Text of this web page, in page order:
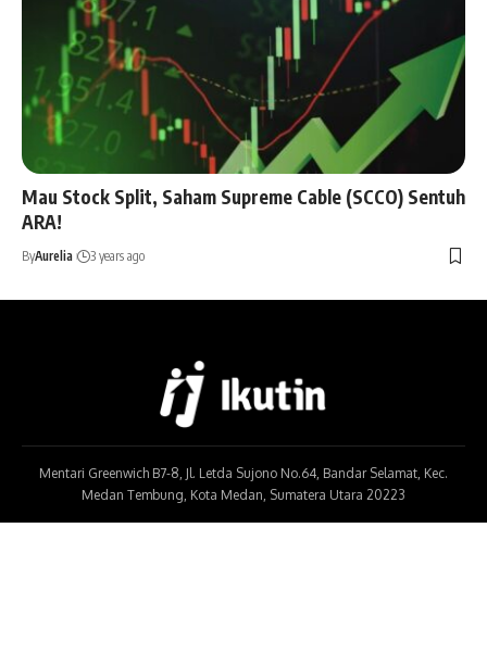
Mau Stock Split, Saham Supreme Cable (SCCO) Sentuh
ARA!
ByAurelia 3 years ago
Mentari Greenwich B7-8, Jl. Letda Sujono No.64, Bandar Selamat, Kec.
Medan Tembung, Kota Medan, Sumatera Utara 20223